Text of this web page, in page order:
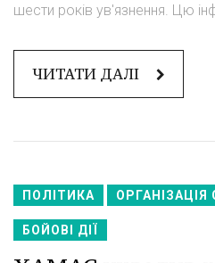
шести років ув'язнення. Цю
ЧИТАТИ ДАЛІ
ПОЛІТИКА
БОЙОВІ ДІЇ